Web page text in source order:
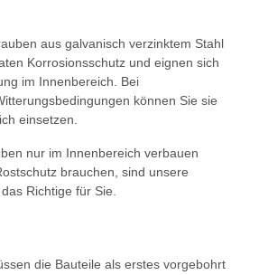
aus galvanisch verzinktem Stahl
Korrosionsschutz und eignen sich
im Innenbereich. Bei
können Sie sie
einsetzen.
nur im Innenbereich verbauen
brauchen, sind unsere
Richtige für Sie.
die Bauteile als erstes vorgebohrt